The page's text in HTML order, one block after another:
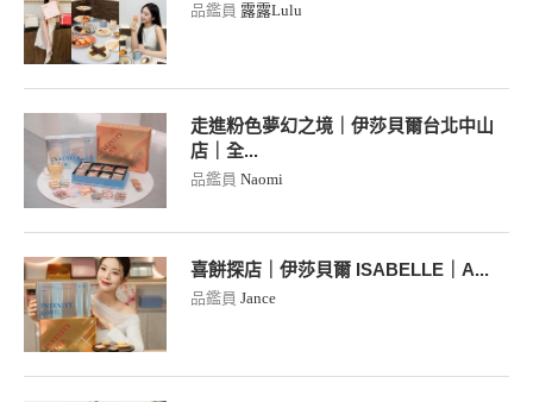
品鑑員 露露Lulu
走進粉色夢幻之境｜伊莎貝爾台北中山
店｜全...
品鑑員 Naomi
喜餅探店｜伊莎貝爾 ISABELLE｜A...
品鑑員 Jance